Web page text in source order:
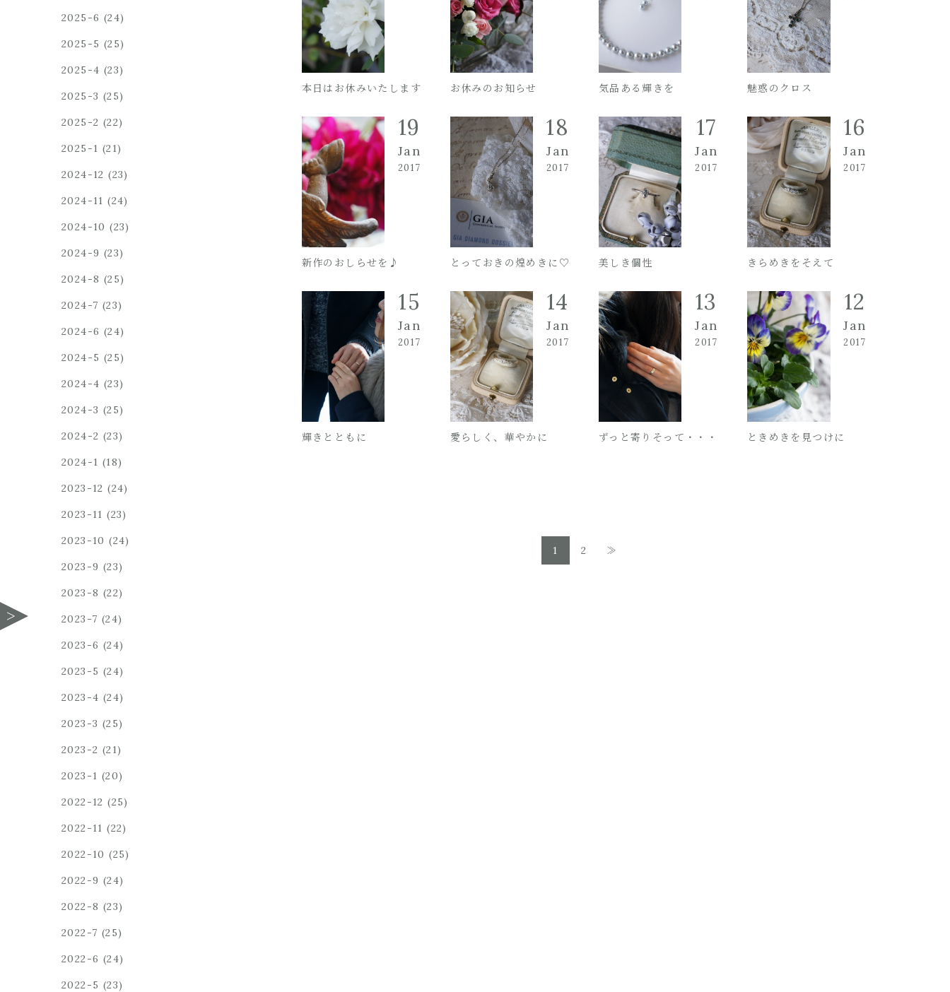
2025-6 (24)
2025-5 (25)
2025-4 (23)
2025-3 (25)
2025-2 (22)
2025-1 (21)
2024-12 (23)
2024-11 (24)
2024-10 (23)
2024-9 (23)
2024-8 (25)
2024-7 (23)
2024-6 (24)
2024-5 (25)
2024-4 (23)
2024-3 (25)
2024-2 (23)
2024-1 (18)
2023-12 (24)
2023-11 (23)
2023-10 (24)
2023-9 (23)
2023-8 (22)
2023-7 (24)
2023-6 (24)
2023-5 (24)
2023-4 (24)
2023-3 (25)
2023-2 (21)
2023-1 (20)
2022-12 (25)
2022-11 (22)
2022-10 (25)
2022-9 (24)
2022-8 (23)
2022-7 (25)
2022-6 (24)
2022-5 (23)
本日はお休みいたします お休みのお知らせ 気品ある輝きを 魅惑のクロス
19
Jan
2017
新作のおしらせを♪
18
Jan
2017
とっておきの煌めきに♡
17
Jan
2017
美しき個性
16
Jan
2017
きらめきをそえて
15
Jan
2017
輝きとともに
14
Jan
2017
愛らしく、華やかに
13
Jan
2017
ずっと寄りそって・・・
12
Jan
2017
ときめきを見つけに
1 2 ≫